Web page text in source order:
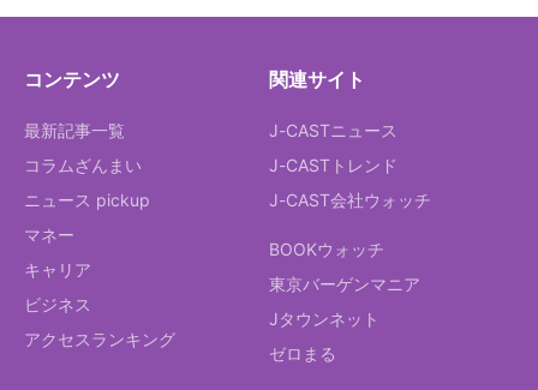
コンテンツ
最新記事一覧
コラムざんまい
ニュース pickup
マネー
キャリア
ビジネス
アクセスランキング
関連サイト
J-CASTニュース
J-CASTトレンド
J-CAST会社ウォッチ
BOOKウォッチ
東京バーゲンマニア
Jタウンネット
ゼロまる